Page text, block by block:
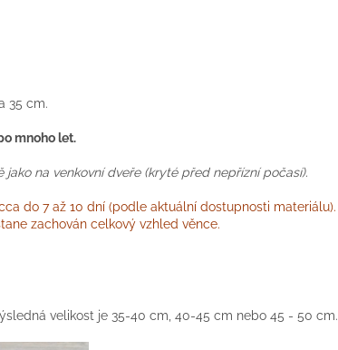
35 cm.
mnoho let.
na venkovní dveře (kryté před nepřízní počasí).
do 7 až 10 dní (podle aktuální dostupnosti materiálu).
zachován celkový vzhled věnce.
velikost je 35-40 cm, 40-45 cm nebo 45 - 50 cm.